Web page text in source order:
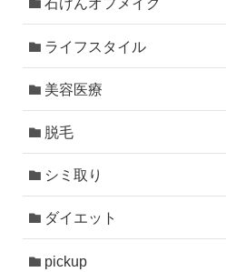
ライフスタイル
美容医療
脱毛
シミ取り
ダイエット
pickup